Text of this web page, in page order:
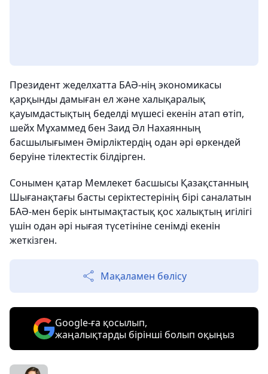
Президент жеделхатта БАӘ-нің экономикасы
қарқынды дамыған ел және халықаралық
қауымдастықтың беделді мүшесі екенін атап өтіп,
шейх Мұхаммед бен Заид Әл Нахаянның
басшылығымен Әмірліктердің одан әрі өркендей
беруіне тілектестік білдірген.
Сонымен қатар Мемлекет басшысы Қазақстанның
Шығанақтағы басты серіктестерінің бірі саналатын
БАӘ-мен берік ынтымақтастық қос халықтың игілігі
үшін одан әрі нығая түсетініне сенімді екенін
жеткізген.
Мақаламен бөлісу
Google-ға қосылып,
жаңалықтарды бірінші болып оқыңыз